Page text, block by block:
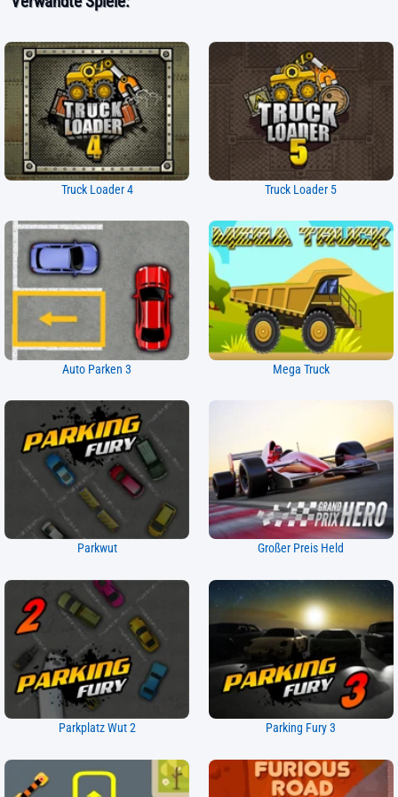
Truck Loader 4 Truck Loader 5
Auto Parken 3 Mega Truck
Parkwut Großer Preis Held
Parkplatz Wut 2 Parking Fury 3